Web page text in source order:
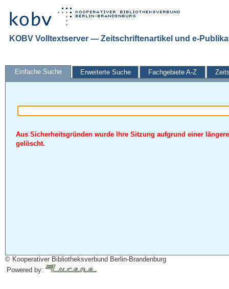
KOBV Volltextserver — Zeitschriftenartikel und e-
Einfache Suche Erweiterte Suche Fachgebiete A-Z
Aus Sicherheitsgründen wurde Ihre Sitzung aufgrund einer
gelöscht.
© Kooperativer Bibliotheksverbund Berlin-Brandenburg
Powered by: